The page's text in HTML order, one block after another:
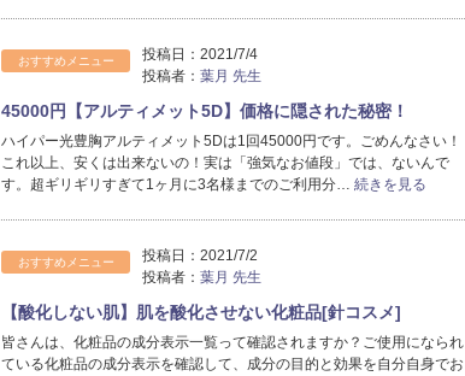
おすすめメニュー 投稿日： 2021/7/4
投稿者： 葉月 先生
45000円【アルティメット5D】価格に隠された秘密！
ハイパー光豊胸アルティメット5Dは1回45000円です。ごめんなさい！
これ以上、安くは出来ないの！実は「強気なお値段」では、ないんで
す。超ギリギリすぎて1ヶ月に3名様までのご利用分… 続きを見る
おすすめメニュー 投稿日： 2021/7/2
投稿者： 葉月 先生
【酸化しない肌】肌を酸化させない化粧品[針コスメ]
皆さんは、化粧品の成分表示一覧って確認されますか？ご使用になられ
ている化粧品の成分表示を確認して、成分の目的と効果を自分自身でお